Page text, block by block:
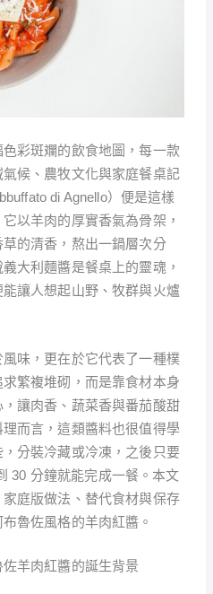
彩斑斕的飲食地圖，每一款
候、農牧文化與家庭餐桌記
di Agnello）便是這樣
以羊肉的厚實香氣為骨架，
的清香，熬出一鍋層次分
大利麵醬是餐桌上的靈魂，
讓人想起山野、牧群與火爐
味，更在於它代表了一種樸
繁複堆砌，而是靠食材本身
讓肉香、蔬菜香與番茄酸甜
而言，這類醬料也很值得學
分裝冷藏或冷凍，之後只要
30 分鐘就能完成一餐。本文
庭版做法、替代食材與保存
魯佐風格的羊肉紅醬。
羊肉紅醬的誕生背景